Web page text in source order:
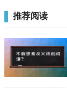
推荐阅读